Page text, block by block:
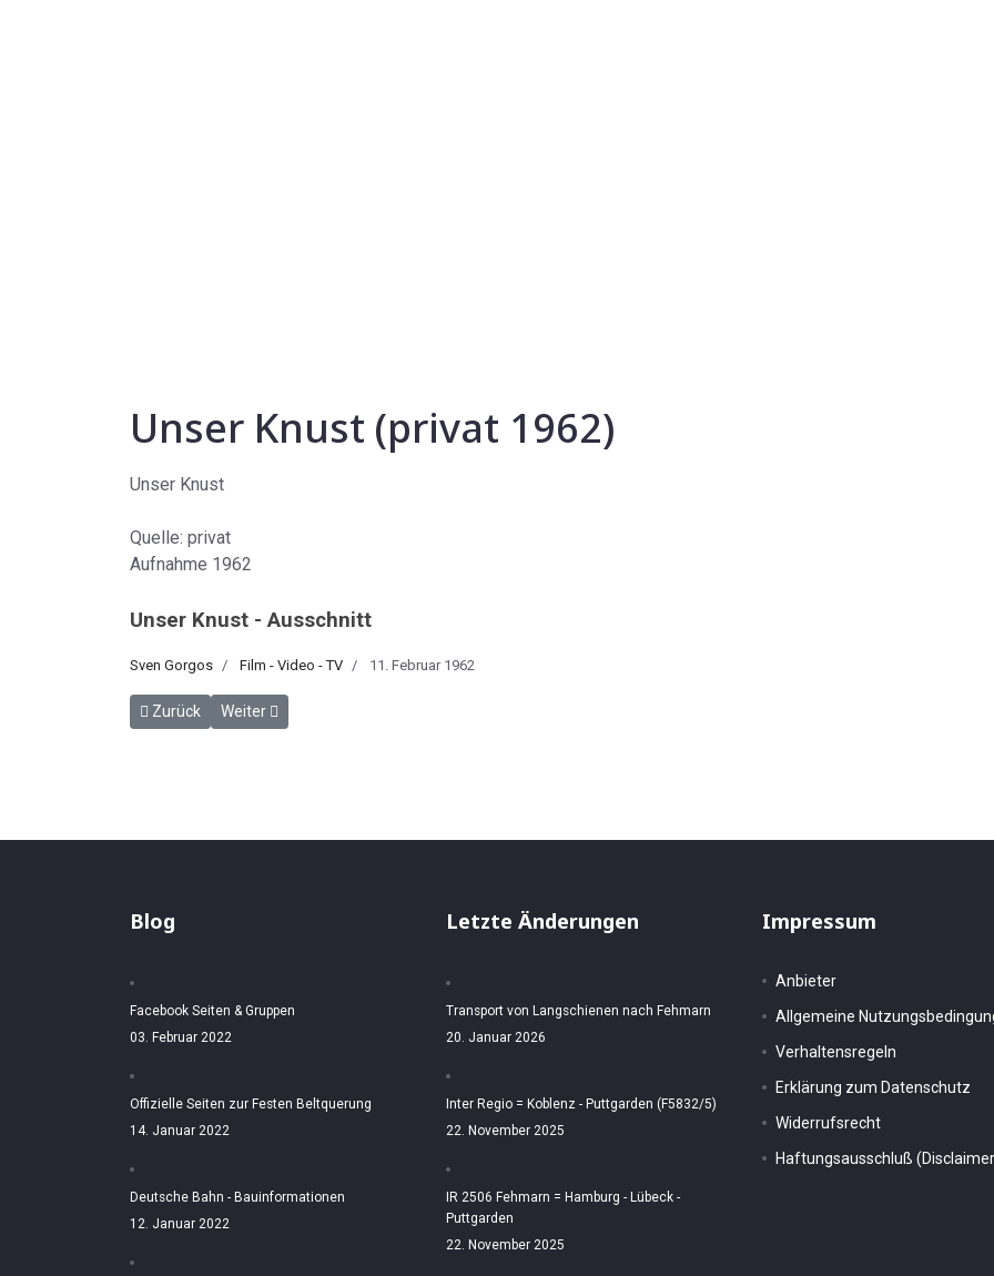
Unser Knust (privat 1962)
Unser Knust
Quelle: privat
Aufnahme 1962
Unser Knust - Ausschnitt
Sven Gorgos Film - Video - TV 11. Februar 1962
Vorheriger Beitrag: SANSIBAR Mai 1961
Zurück Nächster Beitrag: Ein neuer Weg nach Norden
Weiter
Blog
Facebook Seiten & Gruppen
03. Februar 2022
Offizielle Seiten zur Festen Beltquerung
14. Januar 2022
Deutsche Bahn - Bauinformationen
12. Januar 2022
Letzte Änderungen
Transport von Langschienen nach Fehmarn
20. Januar 2026
Inter Regio = Koblenz - Puttgarden (F5832/5)
22. November 2025
IR 2506 Fehmarn = Hamburg - Lübeck -
Puttgarden
22. November 2025
Impressum
Anbieter
Allgemeine
Verhaltensregeln
Erklärung zum Datenschutz
Widerrufsrecht
Haftungsausschluß